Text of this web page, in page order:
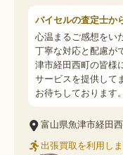
バイセルの査定士か
心温まるご感想をい
丁寧な対応と配慮が
津市経田西町の皆様
サービスを提供して
お待ちしております。
富山県魚津市経田
出張買取を利用し